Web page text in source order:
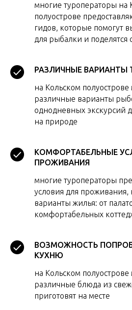
многие туроператоры на
полуострове
гидов, которые помогут
для рыбалки и поделятся
РАЗЛИЧНЫЕ ВАРИАНТЫ
на Кольском
различные варианты
однодневных экскурсий
на природе
КОМФОРТАБЕЛЬНЫЕ
ПРОЖИВАНИЯ
многие туроператоры
условия для
варианты жилья: от
комфортабельных
ВОЗМОЖНОСТЬ
КУХНЮ
на Кольском
различные блюда из
приготовят на месте